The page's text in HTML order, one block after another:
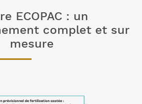
ECOPAC : un
complet et sur
mesure